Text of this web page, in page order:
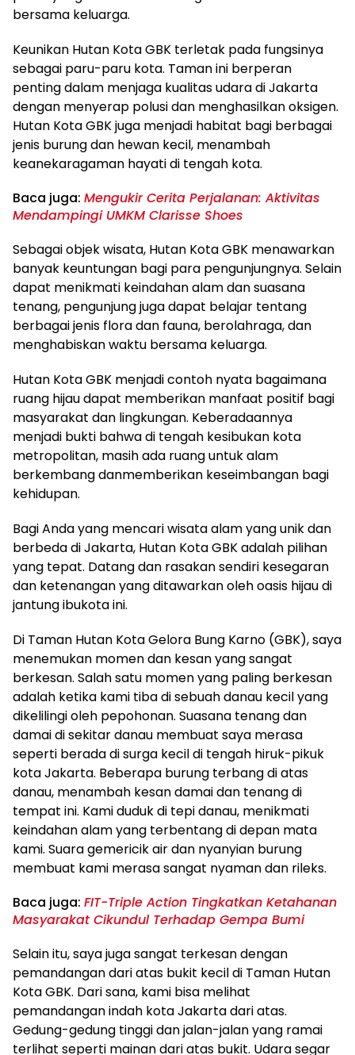
bersama keluarga.
Keunikan Hutan Kota GBK terletak pada fungsinya
sebagai paru-paru kota. Taman ini berperan
penting dalam menjaga kualitas udara di Jakarta
dengan menyerap polusi dan menghasilkan oksigen.
Hutan Kota GBK juga menjadi habitat bagi berbagai
jenis burung dan hewan kecil, menambah
keanekaragaman hayati di tengah kota.
Baca juga: Mengukir Cerita Perjalanan: Aktivitas
Mendampingi UMKM Clarisse Shoes
Sebagai objek wisata, Hutan Kota GBK menawarkan
banyak keuntungan bagi para pengunjungnya. Selain
dapat menikmati keindahan alam dan suasana
tenang, pengunjung juga dapat belajar tentang
berbagai jenis flora dan fauna, berolahraga, dan
menghabiskan waktu bersama keluarga.
Hutan Kota GBK menjadi contoh nyata bagaimana
ruang hijau dapat memberikan manfaat positif bagi
masyarakat dan lingkungan. Keberadaannya
menjadi bukti bahwa di tengah kesibukan kota
metropolitan, masih ada ruang untuk alam
berkembang danmemberikan keseimbangan bagi
kehidupan.
Bagi Anda yang mencari wisata alam yang unik dan
berbeda di Jakarta, Hutan Kota GBK adalah pilihan
yang tepat. Datang dan rasakan sendiri kesegaran
dan ketenangan yang ditawarkan oleh oasis hijau di
jantung ibukota ini.
Di Taman Hutan Kota Gelora Bung Karno (GBK), saya
menemukan momen dan kesan yang sangat
berkesan. Salah satu momen yang paling berkesan
adalah ketika kami tiba di sebuah danau kecil yang
dikelilingi oleh pepohonan. Suasana tenang dan
damai di sekitar danau membuat saya merasa
seperti berada di surga kecil di tengah hiruk-pikuk
kota Jakarta. Beberapa burung terbang di atas
danau, menambah kesan damai dan tenang di
tempat ini. Kami duduk di tepi danau, menikmati
keindahan alam yang terbentang di depan mata
kami. Suara gemericik air dan nyanyian burung
membuat kami merasa sangat nyaman dan rileks.
Baca juga: FIT-Triple Action Tingkatkan Ketahanan
Masyarakat Cikundul Terhadap Gempa Bumi
Selain itu, saya juga sangat terkesan dengan
pemandangan dari atas bukit kecil di Taman Hutan
Kota GBK. Dari sana, kami bisa melihat
pemandangan indah kota Jakarta dari atas.
Gedung-gedung tinggi dan jalan-jalan yang ramai
terlihat seperti mainan dari atas bukit. Udara segar